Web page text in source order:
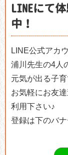
LINEにて
中！
LINE公式アカ
浦川先生の4人
元気が出る子
お気軽にお友
利用下さい♪
登録は下のバ